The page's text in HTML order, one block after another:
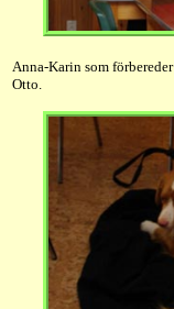
Anna-Karin som
Otto.